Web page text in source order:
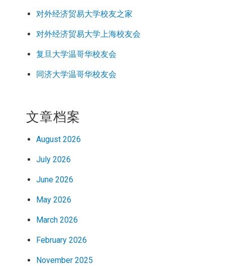
对外经济贸易大学校友之家
对外经济贸易大学上海校友会
复旦大学温哥华校友会
同济大学温哥华校友会
文章档案
August 2026
July 2026
June 2026
May 2026
March 2026
February 2026
November 2025